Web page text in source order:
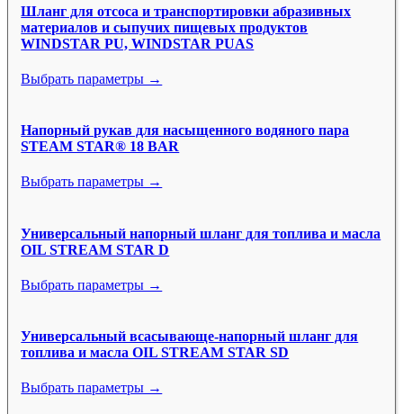
Шланг для отсоса и транспортировки абразивных
материалов и сыпучих пищевых продуктов
WINDSTAR PU, WINDSTAR PUAS
Выбрать параметры →
Напорный рукав для насыщенного водяного пара
STEAM STAR® 18 BAR
Выбрать параметры →
Универсальный напорный шланг для топлива и масла
OIL STREAM STAR D
Выбрать параметры →
Универсальный всасывающе-напорный шланг для
топлива и масла OIL STREAM STAR SD
Выбрать параметры →